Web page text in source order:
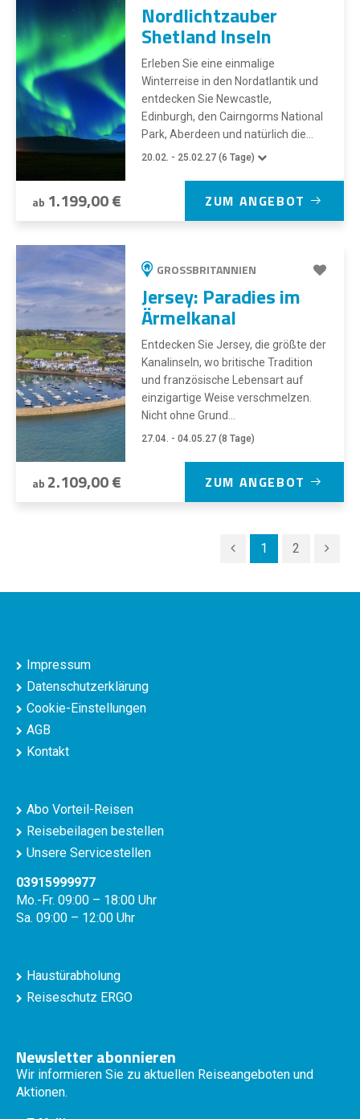
Nordlichtzauber
Shetland Inseln
Erleben Sie eine einmalige
Winterreise in den Nordatlantik und
entdecken Sie Newcastle,
Edinburgh, den Cairngorms National
Park, Aberdeen und natürlich die...
20.02. - 25.02.27 (6 Tage)
ab 1.199,00 € ZUM ANGEBOT
GROSSBRITANNIEN
Jersey: Paradies im
Ärmelkanal
Entdecken Sie Jersey, die größte der
Kanalinseln, wo britische Tradition
und französische Lebensart auf
einzigartige Weise verschmelzen.
Nicht ohne Grund...
27.04. - 04.05.27 (8 Tage)
ab 2.109,00 € ZUM ANGEBOT
1 2
Impressum
Datenschutzerklärung
Cookie-Einstellungen
AGB
Kontakt
Abo Vorteil-Reisen
Reisebeilagen bestellen
Unsere Servicestellen
03915999977
Mo.-Fr. 09:00 – 18:00 Uhr
Sa. 09:00 – 12:00 Uhr
Haustürabholung
Reiseschutz ERGO
Newsletter abonnieren
Wir informieren Sie zu aktuellen Reiseangeboten und
Aktionen.